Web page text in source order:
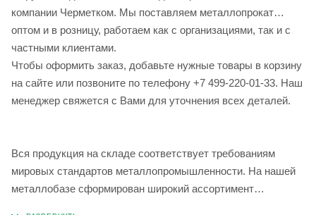
компании Черметком. Мы поставляем металлопрокат
оптом и в розницу, работаем как с организациями, так и с
частными клиентами.
Чтобы оформить заказ, добавьте нужные товары в корзину
на сайте или позвоните по телефону +7 499-220-01-33. Наш
менеджер свяжется с Вами для уточнения всех деталей.
Вся продукция на складе соответствует требованиям
мировых стандартов металлопромышленности. На нашей
металлобазе сформирован широкий ассортимент